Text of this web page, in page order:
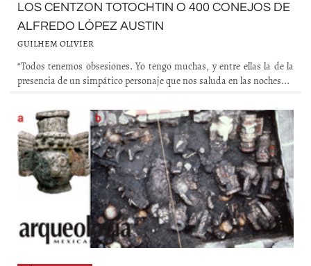
LOS CENTZON TOTOCHTIN O 400 CONEJOS DE
ALFREDO LÓPEZ AUSTIN
GUILHEM OLIVIER
“Todos tenemos obsesiones. Yo tengo muchas, y entre ellas la de la
presencia de un simpático personaje que nos saluda en las noches...